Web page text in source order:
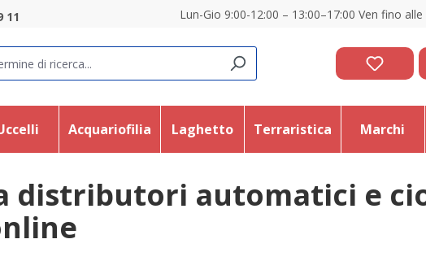
11 Lun-Gio 9:00-12:00 – 13:00–17:00 Ven fino alle
Acquariofilia Laghetto Terraristica Marchi
distributori automatici e